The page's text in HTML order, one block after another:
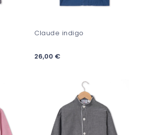
Claude indigo
26,00 €